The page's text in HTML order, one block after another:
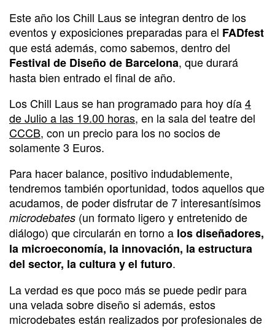
Este año los Chill Laus se integran dentro de los
eventos y exposiciones preparadas para el FADfest
que está además, como sabemos, dentro del
Festival de Diseño de Barcelona, que durará
hasta bien entrado el final de año.
Los Chill Laus se han programado para hoy día4
de Julio a las 19.00 horas, en la sala del teatre del
CCCB, con un precio para los no socios de
solamente 3 Euros.
Para hacer balance, positivo indudablemente,
tendremos también oportunidad, todos aquellos que
acudamos, de poder disfrutar de 7 interesantísimos
microdebates (un formato ligero y entretenido de
diálogo) que circularán en torno a los diseñadores,
la microeconomía, la innovación, la estructura
del sector, la cultura y el futuro.
La verdad es que poco más se puede pedir para
una velada sobre diseño si además, estos
microdebates están realizados por profesionales de